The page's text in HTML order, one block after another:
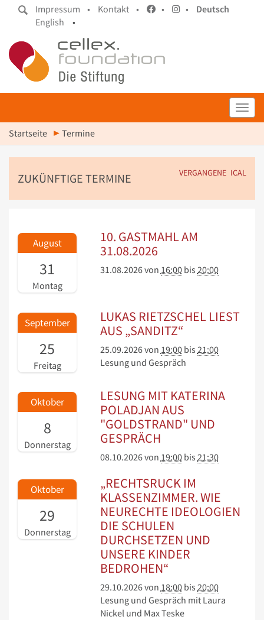
Impressum • Kontakt • • •
Deutsch
English
•
Startseite Termine
ZUKÜNFTIGE TERMINE VERGANGENE ICAL
August
31
Montag
10. GASTMAHL AM
31.08.2026
31.08.2026von 16:00bis 20:00
September
25
Freitag
LUKAS RIETZSCHEL LIEST
AUS „SANDITZ“
25.09.2026von 19:00bis 21:00
Lesung und Gespräch
Oktober
8
Donnerstag
LESUNG MIT KATERINA
POLADJAN AUS
"GOLDSTRAND" UND
GESPRÄCH
08.10.2026von 19:00bis 21:30
Oktober
29
Donnerstag
„RECHTSRUCK IM
KLASSENZIMMER. WIE
NEURECHTE IDEOLOGIEN
DIE SCHULEN
DURCHSETZEN UND
UNSERE KINDER
BEDROHEN“
29.10.2026von 18:00bis 20:00
Lesung und Gespräch mit Laura
Nickel und Max Teske